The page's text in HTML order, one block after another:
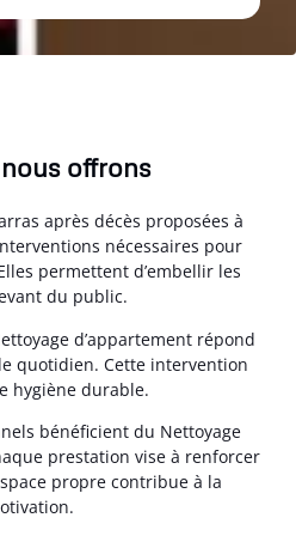
offrons
après décès proposées à
nécessaires pour
permettent d’embellir les
du public.
d’appartement répond
quotidien. Cette intervention
hygiène durable.
bénéficient du Nettoyage
prestation vise à renforcer
propre contribue à la